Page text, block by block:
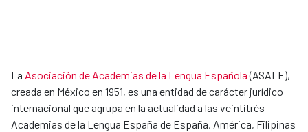
La Asociación de Academias de la Lengua Española​(ASALE),
creada en México en 1951, es una entidad de carácter jurídico
internacional que agrupa en la actualidad a las veintitrés
Academias de la Lengua España de España, América, Filipinas